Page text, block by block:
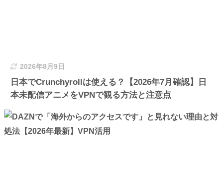
2026年8月9日
日本でCrunchyrollは使える？【2026年7月確認】日
本未配信アニメをVPNで観る方法と注意点